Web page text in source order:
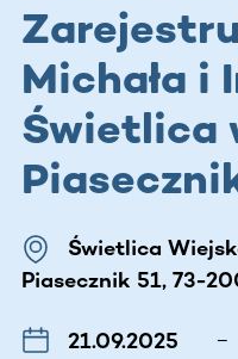
Michała i
Świetlica
Świetlica
Piasecznik 51, 73-
21.09.2025 –